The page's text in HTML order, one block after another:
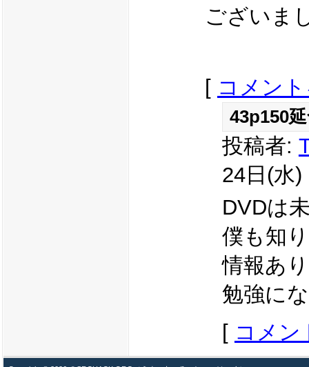
ございま
[ コメン
43p150
投稿者:
24日(水
DVDは
僕も知
情報あ
勉強に
[ コメン